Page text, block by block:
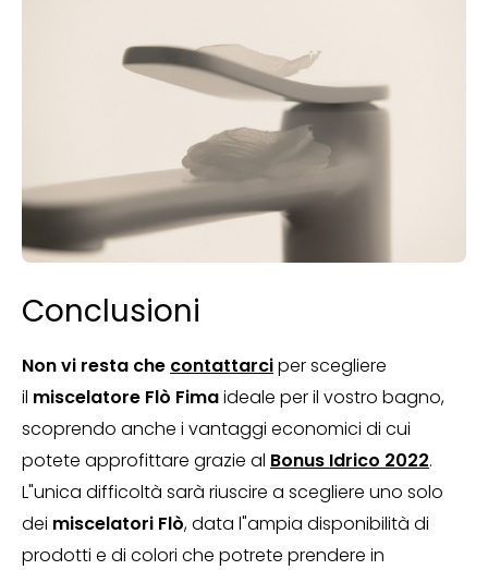
Conclusioni
Non vi resta che contattarciper scegliere
il miscelatore Flò Fimaideale per il vostro bagno,
scoprendo anche i vantaggi economici di cui
potete approfittare grazie al Bonus Idrico 2022.
L"unica difficoltà sarà riuscire a scegliere uno solo
dei miscelatori Flò, data l"ampia disponibilità di
prodotti e di colori che potrete prendere in